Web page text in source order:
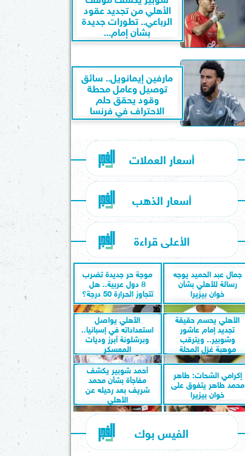
الأهلي من تجديد عقود
الرباعي.. تطورات جديدة
بشأن إمام...
مارفين إيمانويل.. سائق
توصيل وعامل محطة
وقود يحقق حلم
الاحتراف في فرنسا
أسعار العملات
أسعار الذهب
الأعلى قراءة
جمال عبد الحميد يوجه
رسالة للأهلي بشأن
خوان بيزيرا
موجة حر جديدة تضرب
8 دول عربية.. هل
تتجاوز الحرارة 50 درجة؟
الأهلي يحسم حقيقة
تجديد إمام عاشور
وشوبير.. ويترقب
موهبة غزل المحلة
الأهلي يواصل
استعداداته في إسبانيا..
وبرشلونة أبرز وديات
المعسكر
إكرامي الشحات: طاهر
محمد طاهر يتفوق على
خوان بيزيرا
أحمد شوبير يكشف
مفاجأة بشأن محمد
شريف بعد رحيله عن
الأهلي
الفيس بوك